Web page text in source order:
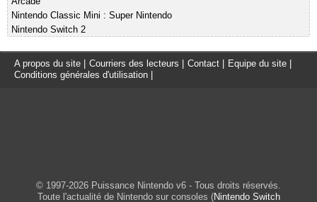
Nintendo Classic Mini : Super Nintendo
Nintendo Switch 2
A propos du site | Courriers des lecteurs | Contact | Equipe du site |
Conditions générales d'utilisation |
© 1997-2026 Puissance Nintendo v6 - Tous droits réservés.
Toute l'actualité de Nintendo sur consoles (Nintendo Switch